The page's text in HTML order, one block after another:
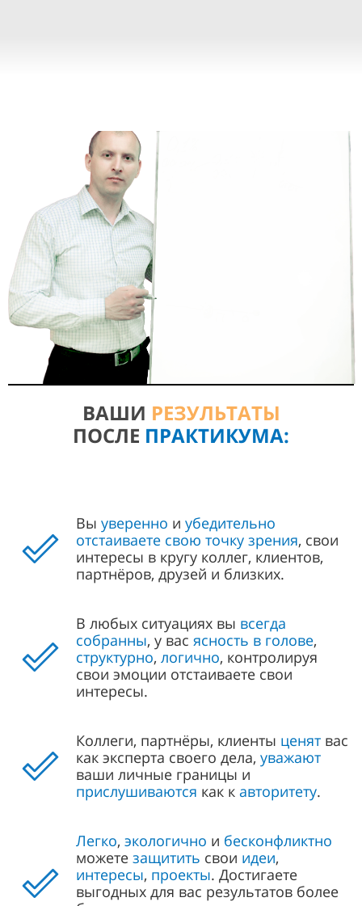
ВАШИ РЕЗУЛЬТАТЫ
ПОСЛЕ ПРАКТИКУМА:
Вы уверенно и убедительно
отстаиваете свою точку зрения, свои
интересы в кругу коллег, клиентов,
партнёров, друзей и близких.
В любых ситуациях вы всегда
собранны, у вас ясность в голове,
структурно, логично, контролируя
свои эмоции отстаиваете свои
интересы.
Коллеги, партнёры, клиенты ценят вас
как эксперта своего дела, уважают
ваши личные границы и
прислушиваются как к авторитету.
Легко, экологично и бесконфликтно
можете защитить свои идеи,
интересы, проекты. Достигаете
выгодных для вас результатов более